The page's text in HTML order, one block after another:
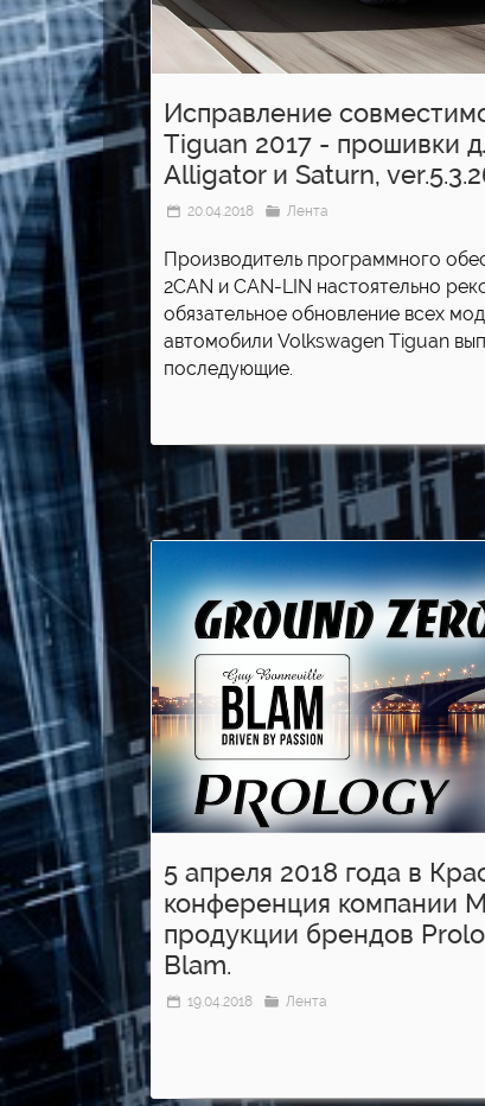
Исправление
Tiguan 2017 - прошивки
Alligator и Saturn,
20.04.2018 Лента
Производитель программного
2CAN и CAN-LIN настоятельно
обязательное обновление всех
автомобили Volkswagen Tiguan
последующие.
5 апреля 2018 года в
конференция компании
продукции брендов
Blam.
19.04.2018 Лента